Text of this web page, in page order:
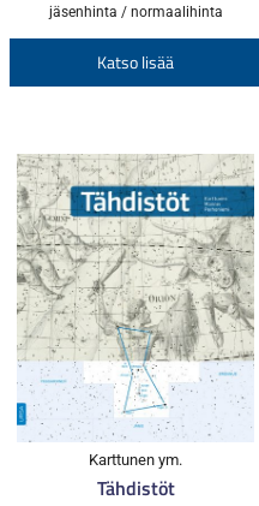
14,00 €
-
jäsenhinta / normaalihinta
Katso lisää
Karttunen ym.
Tähdistöt